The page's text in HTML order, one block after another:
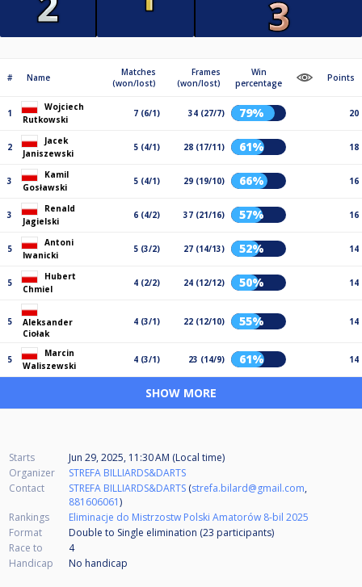
# Name
Matches
(won/lost)
Frames
(won/lost)
Win
percentage
Points
1
Wojciech
Rutkowski
7 (6/1) 34 (27/7) 79% 20
2
Jacek
Janiszewski
5 (4/1) 28 (17/11) 61% 18
3
Kamil
Gosławski
5 (4/1) 29 (19/10) 66% 16
3
Renald
Jagielski
6 (4/2) 37 (21/16) 57% 16
5
Antoni
Iwanicki
5 (3/2) 27 (14/13) 52% 14
5
Hubert
Chmiel
4 (2/2) 24 (12/12) 50% 14
5
Aleksander
Ciołak
4 (3/1) 22 (12/10) 55% 14
5
Marcin
Waliszewski
4 (3/1) 23 (14/9) 61% 14
SHOW MORE
Starts
Jun 29, 2025, 11:30 AM (Local time)
Organizer
STREFA BILLIARDS&DARTS
Contact
STREFA BILLIARDS&DARTS (strefa.bilard@gmail.com,
881606061)
Rankings
Eliminacje do Mistrzostw Polski Amatorów 8-bil 2025
Format
Double to Single elimination (23 participants)
Race to
4
Handicap
No handicap